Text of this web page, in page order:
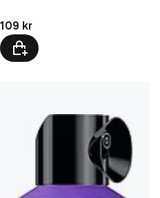
Pris: 109 kr
109 kr